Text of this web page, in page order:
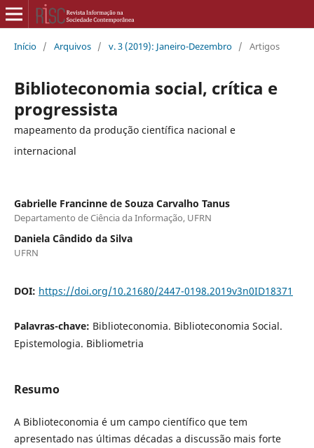
Início / Arquivos / v. 3 (2019): Janeiro-Dezembro / Artigos
Biblioteconomia social, crítica e
progressista
mapeamento da produção científica nacional e
internacional
Gabrielle Francinne de Souza Carvalho Tanus
Departamento de Ciência da Informação, UFRN
Daniela Cândido da Silva
UFRN
DOI: https://doi.org/10.21680/2447-0198.2019v3n0ID18371
Palavras-chave: Biblioteconomia. Biblioteconomia Social.
Epistemologia. Bibliometria
Resumo
A Biblioteconomia é um campo científico que tem
apresentado nas últimas décadas a discussão mais forte